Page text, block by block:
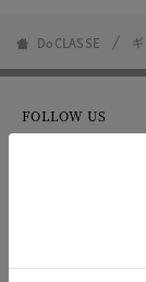
DoCLASSE
FOLLOW US
LINEお